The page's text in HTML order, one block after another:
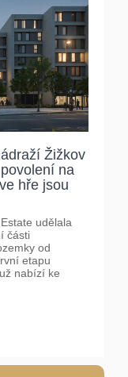
Žižkov
na
hře jsou
udělala
části
od
etapu
nabízí ke